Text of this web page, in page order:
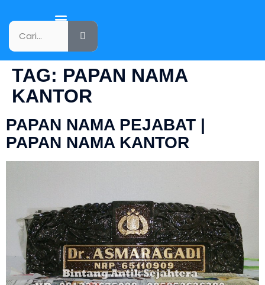
TAG: PAPAN NAMA
KANTOR
PAPAN NAMA PEJABAT |
PAPAN NAMA KANTOR